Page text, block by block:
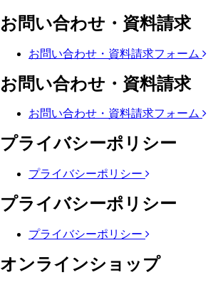
お問い合わせ・資料請求
お問い合わせ・資料請求フォーム
お問い合わせ・資料請求
お問い合わせ・資料請求フォーム
プライバシーポリシー
プライバシーポリシー
プライバシーポリシー
プライバシーポリシー
オンラインショップ